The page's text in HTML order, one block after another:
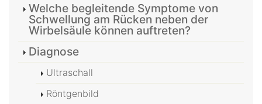
Welche begleitende Symptome von
Schwellung am Rücken neben der
Wirbelsäule können auftreten?
Diagnose
Ultraschall
Röntgenbild